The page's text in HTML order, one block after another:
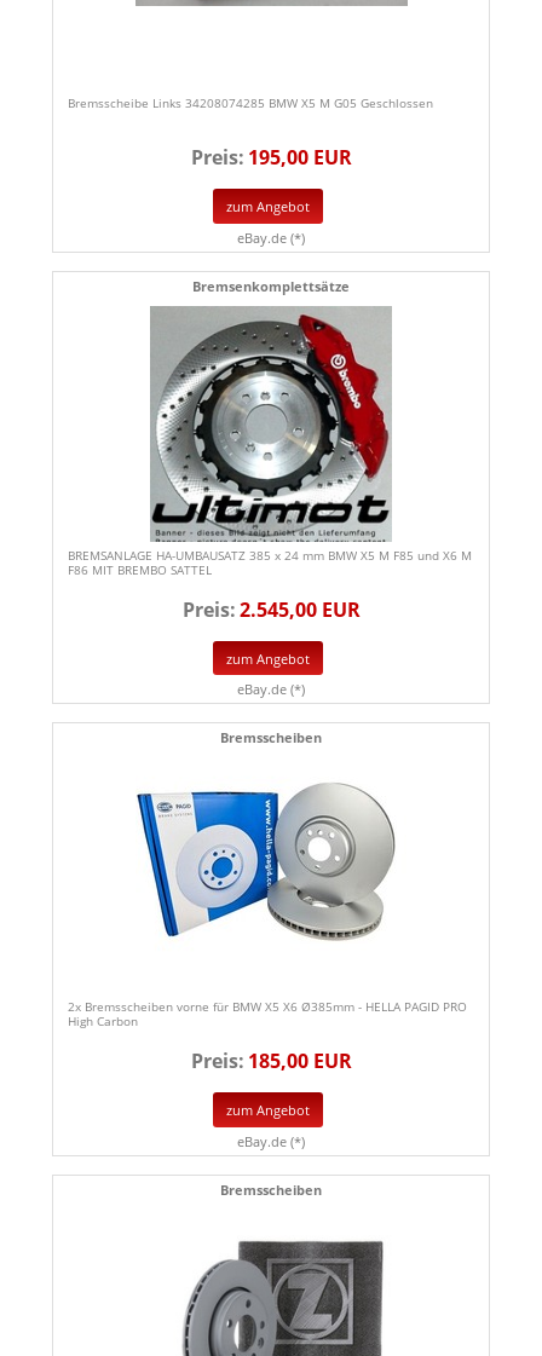
Bremsscheibe Links 34208074285 BMW X5 M G05 Geschlossen
Preis: 195,00 EUR
zum Angebot
eBay.de (*)
Bremsenkomplettsätze
BREMSANLAGE HA-UMBAUSATZ 385 x 24 mm BMW X5 M F85 und X6 M
F86 MIT BREMBO SATTEL
Preis:2.545,00 EUR
zum Angebot
eBay.de (*)
Bremsscheiben
2x Bremsscheiben vorne für BMW X5 X6 Ø385mm - HELLA PAGID PRO
High Carbon
Preis: 185,00 EUR
zum Angebot
eBay.de (*)
Bremsscheiben